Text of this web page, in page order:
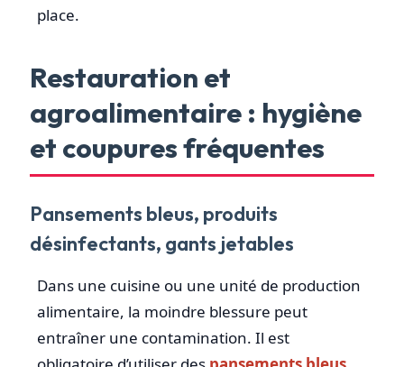
place.
Restauration et
agroalimentaire : hygiène
et coupures fréquentes
Pansements bleus, produits
désinfectants, gants jetables
Dans une cuisine ou une unité de production
alimentaire, la moindre blessure peut
entraîner une contamination. Il est